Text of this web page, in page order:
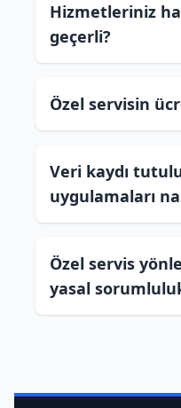
Hizmetleriniz
geçerli?
Özel servisin
Veri kaydı
uygulamaları
Özel servis
yasal